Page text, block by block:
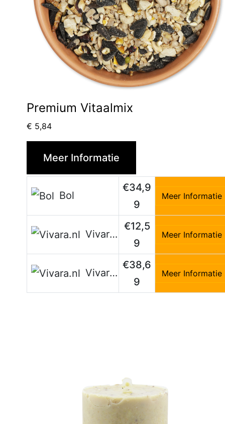
Premium Vitaalmix
€ 5,84
Meer Informatie
Bol
€34,9
9
Meer Informatie
Vivara.nl
€12,5
9
Meer Informatie
Vivara.nl
€38,6
9
Meer Informatie